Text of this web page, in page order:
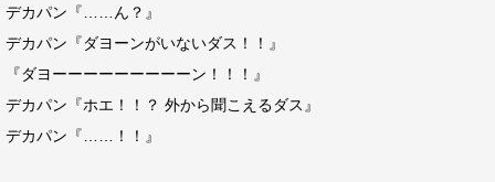
デカパン『……ん？』
デカパン『ダヨーンがいないダス！！』
『ダヨーーーーーーーーーン！！！』
デカパン『ホエ！！？ 外から聞こえるダス』
デカパン『……！！』